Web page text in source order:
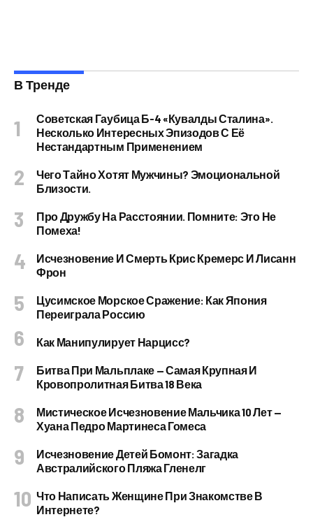
В Тренде
Советская Гаубица Б-4 «Кувалды Сталина».
Несколько Интересных Эпизодов С Её
Нестандартным Применением
Чего Тайно Хотят Мужчины? Эмоциональной
Близости.
Про Дружбу На Расстоянии. Помните: Это Не
Помеха!
Исчезновение И Смерть Крис Кремерс И Лисанн
Фрон
Цусимское Морское Сражение: Как Япония
Переиграла Россию
Как Манипулирует Нарцисс?
Битва При Мальплаке — Самая Крупная И
Кровопролитная Битва 18 Века
Мистическое Исчезновение Мальчика 10 Лет —
Хуана Педро Мартинеса Гомеса
Исчезновение Детей Бомонт: Загадка
Австралийского Пляжа Гленелг
Что Написать Женщине При Знакомстве В
Интернете?